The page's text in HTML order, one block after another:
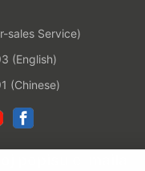
sales Service)
(English)
(Chinese)